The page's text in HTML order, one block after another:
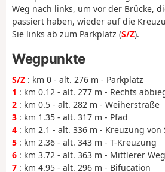
Weg nach links, um vor der Brücke,
passiert haben, wieder auf die
Sie links ab zum Parkplatz (S/Z).
Wegpunkte
S/Z : km 0 - alt. 276 m - Parkplatz
1 : km 0.12 - alt. 277 m - Rechts
2 : km 0.5 - alt. 282 m - Weiherstraße
3 : km 1.35 - alt. 317 m - Pfad
4 : km 2.1 - alt. 336 m - Kreuzung
5 : km 2.36 - alt. 343 m - T-Kreuzung
6 : km 3.72 - alt. 363 m - Mittlerer Weg
7 : km 4.95 - alt. 296 m - Bifucation